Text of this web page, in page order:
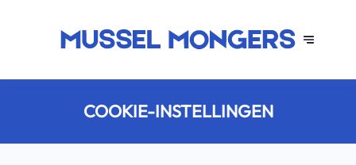
COOKIE-INSTELLINGEN